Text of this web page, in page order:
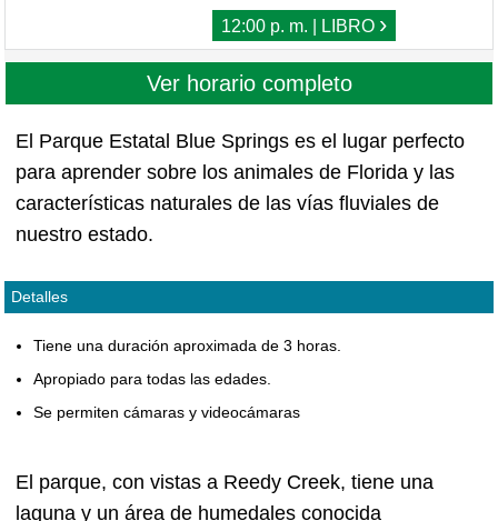
12:00 p. m. | LIBRO ›
Ver horario completo
El Parque Estatal Blue Springs es el lugar perfecto
para aprender sobre los animales de Florida y las
características naturales de las vías fluviales de
nuestro estado.
Detalles
Tiene una duración aproximada de 3 horas.
Apropiado para todas las edades.
Se permiten cámaras y videocámaras
El parque, con vistas a Reedy Creek, tiene una
laguna y un área de humedales conocida